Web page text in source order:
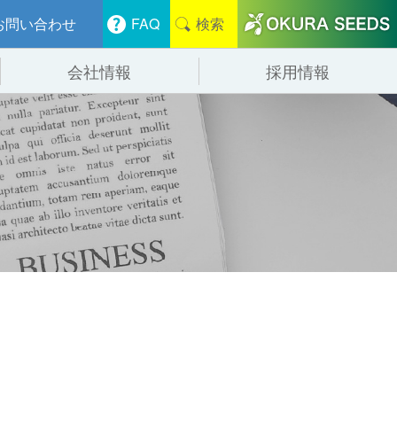
問い合わせ FAQ 検索
けシステム
システム
ニング・デバンニングシステム
会社情報
概要
紹介
採用情報